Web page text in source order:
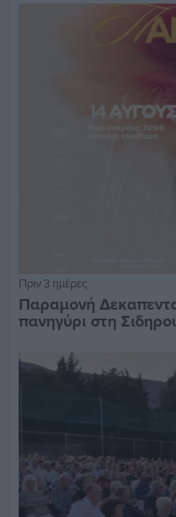
Πριν 3 ημέρες
Παραμονή
πανηγύρι στη